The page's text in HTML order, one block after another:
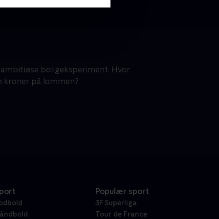
boligeksperiment. Hvor
kroner på lommen?
Populær sport
3F Superliga
Tour de France